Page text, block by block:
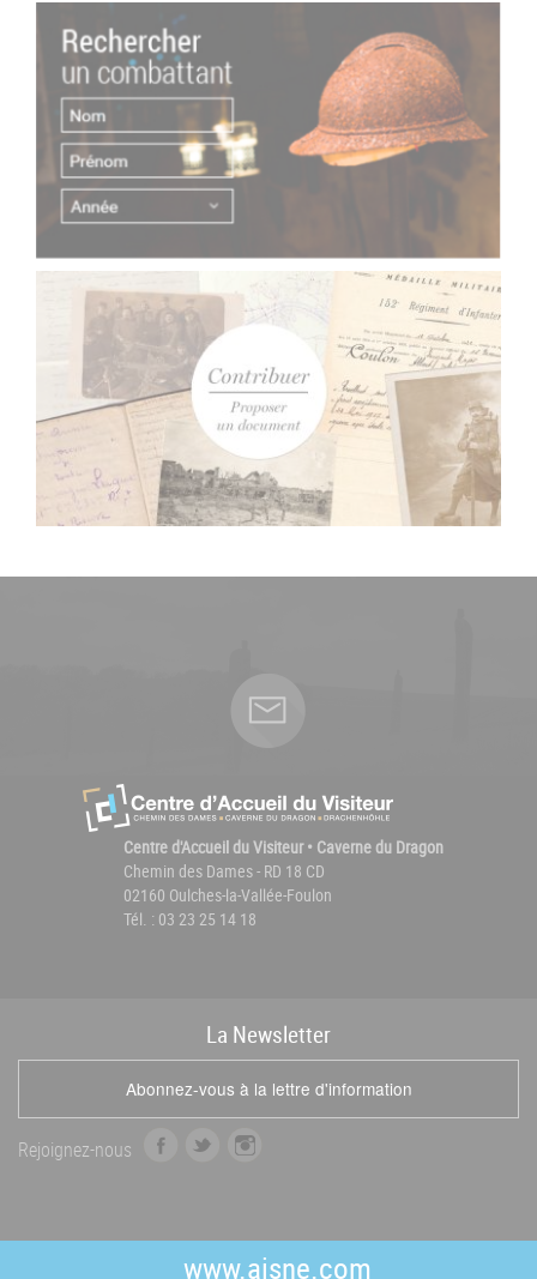
Centre d'Accueil du Visiteur • Caverne du Dragon
Chemin des Dames - RD 18 CD
02160 Oulches-la-Vallée-Foulon
Tél. : 03 23 25 14 18
La Newsletter
Abonnez-vous à la lettre d'information
Rejoignez-nous
b
t
e
a
g
www.aisne.com